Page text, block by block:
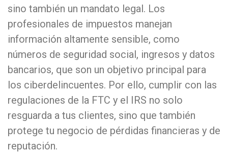
sino también un mandato legal. Los
profesionales de impuestos manejan
información altamente sensible, como
números de seguridad social, ingresos y datos
bancarios, que son un objetivo principal para
los ciberdelincuentes. Por ello, cumplir con las
regulaciones de la FTC y el IRS no solo
resguarda a tus clientes, sino que también
protege tu negocio de pérdidas financieras y de
reputación.